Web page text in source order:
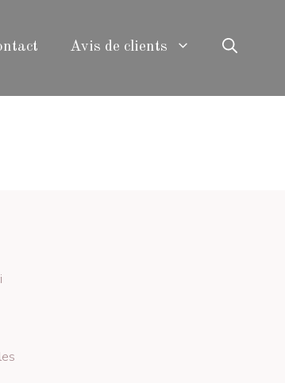
Avis de clients